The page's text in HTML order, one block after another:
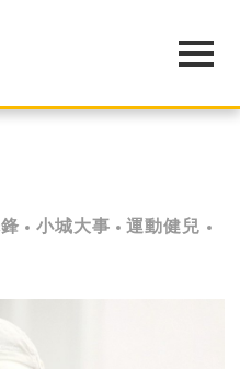
小城大事
運動健兒